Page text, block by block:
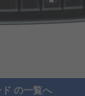
の一覧へ